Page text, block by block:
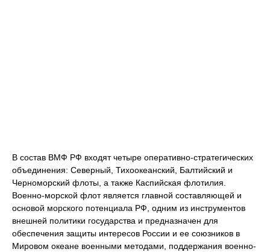
В состав ВМФ РФ входят четыре оперативно-стратегических
объединения: Северный, Тихоокеанский, Балтийский и
Черноморский флоты, а также Каспийская флотилия.
Военно-морской флот является главной составляющей и
основой морского потенциала РФ, одним из инструментов
внешней политики государства и предназначен для
обеспечения защиты интересов России и ее союзников в
Мировом океане военными методами, поддержания военно-